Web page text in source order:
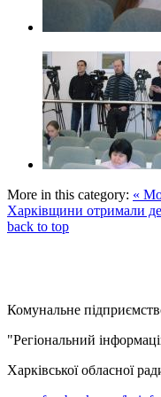
More in this category: «
Харківщини отримали
back to top
Комунальне
"Регіональний
Харківської обласної